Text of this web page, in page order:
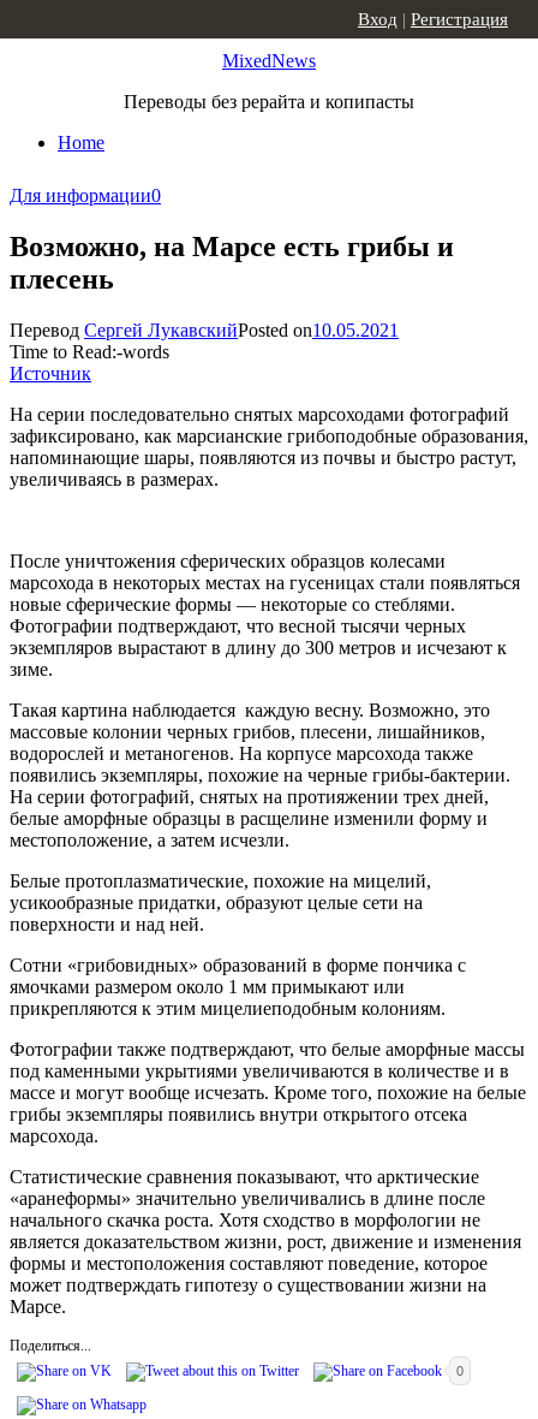
MixedNews
Переводы без рерайта и копипасты
Home
Вход | Регистрация
Для информации0
Возможно, на Марсе есть грибы и
плесень
Перевод Сергей ЛукавскийPosted on10.05.2021
Time to Read:-words
Источник
На серии последовательно снятых марсоходами фотографий
зафиксировано, как марсианские грибоподобные образования,
напоминающие шары, появляются из почвы и быстро растут,
увеличиваясь в размерах.
После уничтожения сферических образцов колесами
марсохода в некоторых местах на гусеницах стали появляться
новые сферические формы — некоторые со стеблями.
Фотографии подтверждают, что весной тысячи черных
экземпляров вырастают в длину до 300 метров и исчезают к
зиме.
Такая картина наблюдается каждую весну. Возможно, это
массовые колонии черных грибов, плесени, лишайников,
водорослей и метаногенов. На корпусе марсохода также
появились экземпляры, похожие на черные грибы-бактерии.
На серии фотографий, снятых на протияжении трех дней,
белые аморфные образцы в расщелине изменили форму и
местоположение, а затем исчезли.
Белые протоплазматические, похожие на мицелий,
усикообразные придатки, образуют целые сети на
поверхности и над ней.
Сотни «грибовидных» образований в форме пончика с
ямочками размером около 1 мм примыкают или
прикрепляются к этим мицелиеподобным колониям.
Фотографии также подтверждают, что белые аморфные массы
под каменными укрытиями увеличиваются в количестве и в
массе и могут вообще исчезать. Кроме того, похожие на белые
грибы экземпляры появились внутри открытого отсека
марсохода.
Статистические сравнения показывают, что арктические
«аранеформы» значительно увеличивались в длине после
начального скачка роста. Хотя сходство в морфологии не
является доказательством жизни, рост, движение и изменения
формы и местоположения составляют поведение, которое
может подтверждать гипотезу о существовании жизни на
Марсе.
Поделиться...
0